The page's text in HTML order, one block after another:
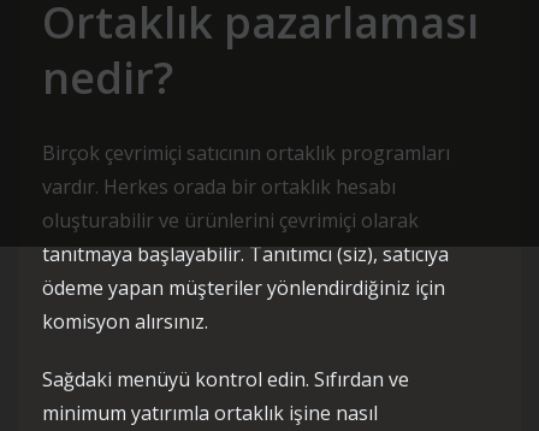
Ortaklık pazarlaması
nedir?
Birçok çevrimiçi satıcının ortaklık programları
vardır. Herkes orada bir ortaklık hesabı
oluşturabilir ve ürünlerini çevrimiçi olarak
tanıtmaya başlayabilir. Tanıtımcı (siz), satıcıya
ödeme yapan müşteriler yönlendirdiğiniz için
komisyon alırsınız.
Sağdaki menüyü kontrol edin. Sıfırdan ve
minimum yatırımla ortaklık işine nasıl